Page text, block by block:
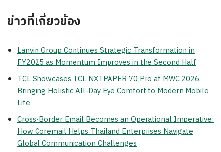
ข่าวที่เกี่ยวข้อง
Lanvin Group Continues Strategic Transformation in
FY2025 as Momentum Improves in the Second Half
TCL Showcases TCL NXTPAPER 70 Pro at MWC 2026,
Bringing Holistic All-Day Eye Comfort to Modern Mobile
Life
Cross-Border Email Becomes an Operational Imperative:
How Coremail Helps Thailand Enterprises Navigate
Global Communication Challenges